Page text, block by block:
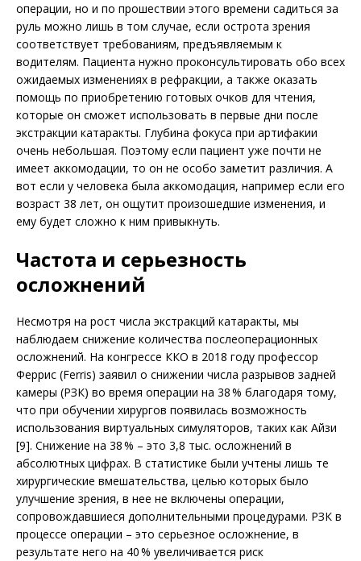
операции, но и по прошествии этого времени садиться за
руль можно лишь в том случае, если острота зрения
соответствует требованиям, предъявляе­мым к
водителям. Пациента нужно проконсультировать обо всех
ожидаемых изменениях в рефракции, а также оказать
помощь по приобретению готовых очков для чтения,
которые он сможет использовать в первые дни после
экстракции катаракты. Глубина фокуса при артифакии
очень небольшая. Поэтому если пациент уже почти не
имеет аккомодации, то он не особо заметит различия. А
вот если у человека была аккомодация, например если его
возраст 38 лет, он ощутит произошедшие изменения, и
ему будет сложно к ним привыкнуть.
Частота и серьезность
осложнений
Несмотря на рост числа экстракций катаракты, мы
наблюдаем снижение количества послеоперационных
осложнений. На конгрессе ККО в 2018 году профессор
Феррис (Ferris) заявил о снижении числа разрывов задней
камеры (РЗК) во время операции на 38 % благодаря тому,
что при обучении хирургов появилась возможность
использования виртуальных симуляторов, таких как Айзи
[9]. Снижение на 38 % – это 3,8 тыс. осложнений в
абсолютных цифрах. В статистике были учтены лишь те
хирургические вмешательства, целью которых было
улучшение зрения, в нее не включены операции,
сопровождавшиеся дополнительными процедурами. РЗК в
процессе операции – это серьезное осложнение, в
результате него на 40 % увеличивается риск